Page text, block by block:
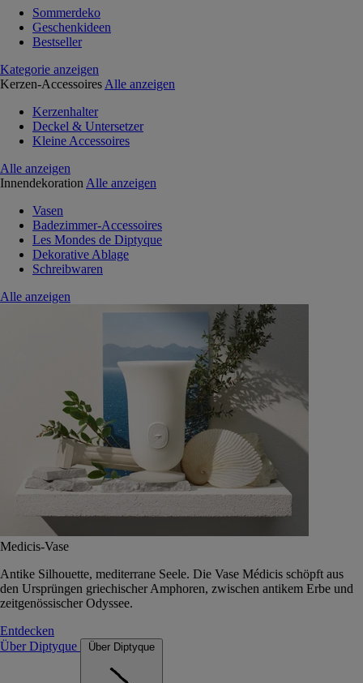
Sommerdeko
Geschenkideen
Bestseller
Kategorie anzeigen
Kerzen-Accessoires Alle anzeigen
Kerzenhalter
Deckel & Untersetzer
Kleine Accessoires
Alle anzeigen
Innendekoration Alle anzeigen
Vasen
Badezimmer-Accessoires
Les Mondes de Diptyque
Dekorative Ablage
Schreibwaren
Alle anzeigen
Medicis-Vase
Antike Silhouette, mediterrane Seele. Die Vase Médicis schöpft aus
den Ursprüngen griechischer Amphoren, zwischen antikem Erbe und
zeitgenössischer Odyssee.
Entdecken
Über Diptyque
Über Diptyque